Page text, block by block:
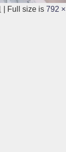
Full size is 792 ×